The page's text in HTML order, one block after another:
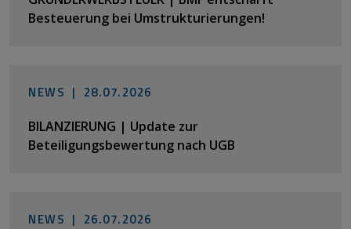
Besteuerung bei Umstrukturierungen!
NEWS | 28.07.2026
BILANZIERUNG | Update zur
Beteiligungsbewertung nach UGB
NEWS | 26.07.2026